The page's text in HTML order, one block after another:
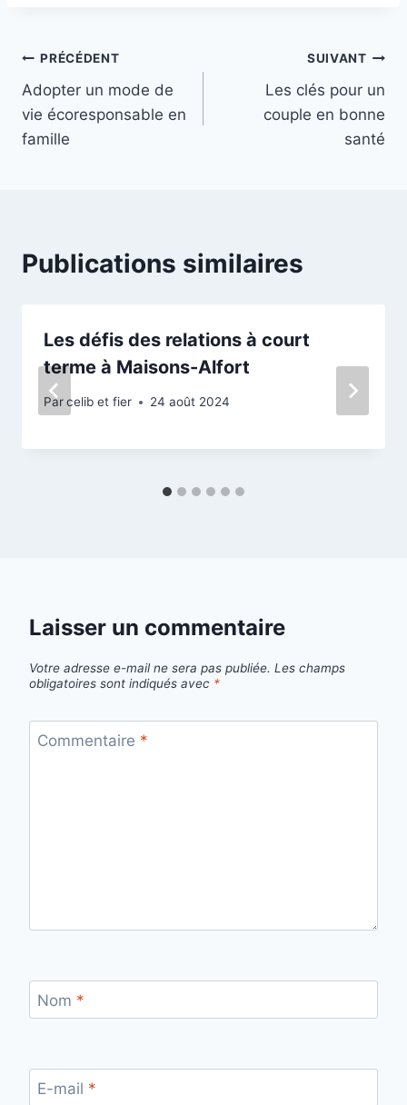
Navigation
de
l’article
PRÉCÉDENT
Adopter un mode de
vie écoresponsable en
famille
SUIVANT
Les clés pour un
couple en bonne
santé
Publications similaires
Les défis des relations à court
terme à Maisons-Alfort
Parcelib et fier 24 août 2024
Laisser un commentaire
Votre adresse e-mail ne sera pas publiée. Les champs
obligatoires sont indiqués avec *
Commentaire *
Nom *
E-mail *